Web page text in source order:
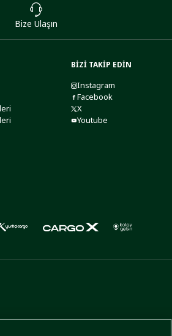
Bize Ulaşın
BİZİ TAKİP EDİN
Instagram
Facebook
X
Youtube